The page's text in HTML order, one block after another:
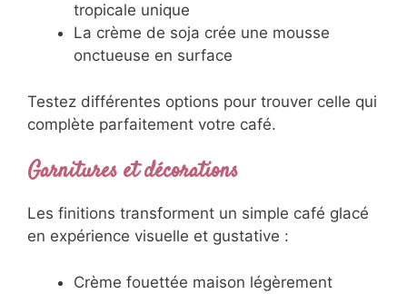
tropicale unique
La crème de soja crée une mousse
onctueuse en surface
Testez différentes options pour trouver celle qui
complète parfaitement votre café.
Garnitures et décorations
Les finitions transforment un simple café glacé
en expérience visuelle et gustative :
Crème fouettée maison légèrement